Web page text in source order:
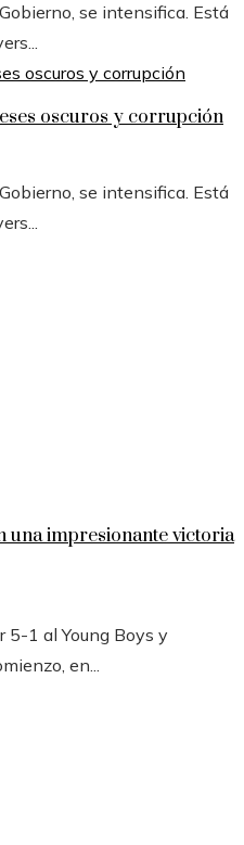
se intensifica. Está
oscuros y corrupción
se intensifica. Está
una impresionante victoria
5-1 al Young Boys y
en...